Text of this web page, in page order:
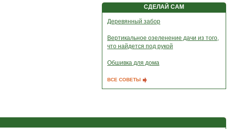
СДЕЛАЙ САМ
Деревянный забор
Вертикальное озеленение дачи из того,
что найдется под рукой
Обшивка для дома
ВСЕ СОВЕТЫ